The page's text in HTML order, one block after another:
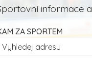
informace
ZA SPORTEM